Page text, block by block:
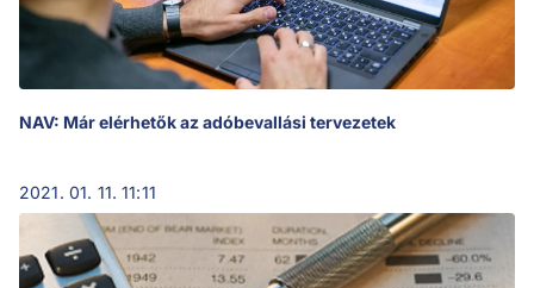
NAV: Már elérhetők az adóbevallási tervezetek
2021. 01. 11. 11:11